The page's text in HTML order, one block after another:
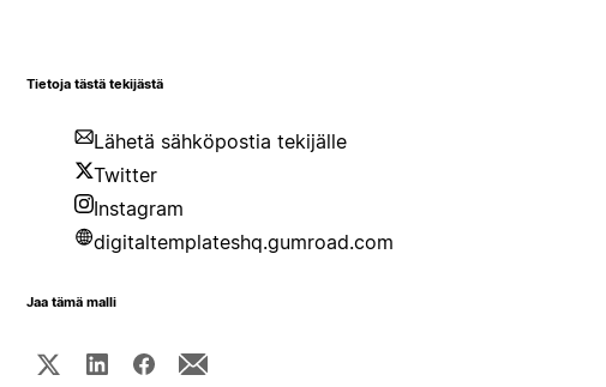
Tietoja tästä tekijästä
Lähetä sähköpostia tekijälle
Twitter
Instagram
digitaltemplateshq.gumroad.com
Jaa tämä malli